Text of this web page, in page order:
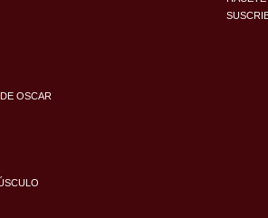
OSCAR